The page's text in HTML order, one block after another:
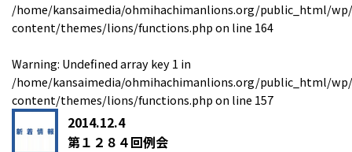
/home/kansaimedia/ohmihachimanlions.org/public_html/
content/themes/lions/functions.phpon line 164
Warning: Undefined array key 1 in
/home/kansaimedia/ohmihachimanlions.org/public_html/
content/themes/lions/functions.phpon line 157
2014.12.4
第１２８４回例会